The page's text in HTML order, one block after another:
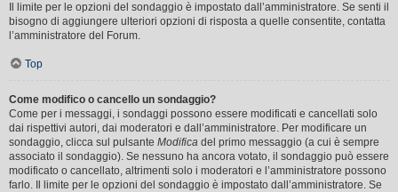
Il limite per le opzioni del sondaggio è impostato dall’amministratore. Se senti il
bisogno di aggiungere ulteriori opzioni di risposta a quelle consentite, contatta
l’amministratore del Forum.
Top
Come modifico o cancello un sondaggio?
Come per i messaggi, i sondaggi possono essere modificati e cancellati solo
dai rispettivi autori, dai moderatori e dall’amministratore. Per modificare un
sondaggio, clicca sul pulsante Modifica del primo messaggio (a cui è sempre
associato il sondaggio). Se nessuno ha ancora votato, il sondaggio può essere
modificato o cancellato, altrimenti solo i moderatori e l’amministratore possono
farlo. Il limite per le opzioni del sondaggio è impostato dall’amministratore. Se